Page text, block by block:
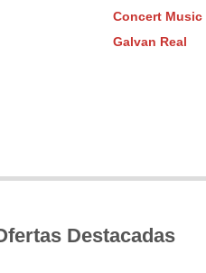
Concert Music
Galvan Real
Destacadas